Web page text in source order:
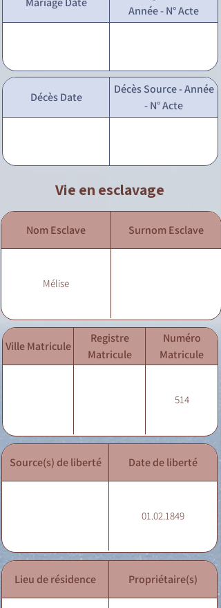
Année - N° Acte
Décès Date
Décès Source - Année
- N° Acte
Vie en esclavage
Nom Esclave Surnom Esclave
Mélise
Ville Matricule
Registre
Matricule
Numéro
Matricule
514
Source(s) de liberté Date de liberté
01.02.1849
Lieu de résidence Propriétaire(s)